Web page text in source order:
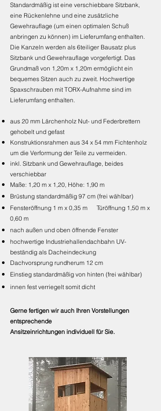
Standardmäßig ist eine verschiebbare Sitzbank,
eine Rückenlehne und eine zusätzliche
Gewehrauflage (um einen optimalen Schuß
anbringen zu können) im Lieferumfang enthalten.
Die Kanzeln werden als 6teiliger Bausatz plus
Sitzbank und Gewehrauflage vorgefertigt. Das
Grundmaß von 1,20m x 1,20m ermöglicht ein
bequemes Sitzen auch zu zweit. Hochwertige
Spaxschrauben mit TORX-Aufnahme sind im
Lieferumfang enthalten.
aus 20 mm Lärchenholz Nut- und Federbrettern
gehobelt und gefast
Konstruktionsrahmen aus 34 x 54 mm Fichtenholz
um die Verformung der Teile zu vermeiden.
inkl. Sitzbank und Gewehrauflage, beides
verschiebbar
Maße: 1,20 m x 1,20, Höhe: 1,90 m
Brüstung standardmäßig 97 cm (frei wählbar)
Fensteröffnung 1 m x 0,35 m Türöffnung 1,50 m x
0,60 m
nach außen und oben öffnende Fenster
hochwertige Industriehallendachbahn UV-
beständig als Dacheindeckung
Dachvorsprung rundherum 12 cm
Einstieg standardmäßig von hinten (frei wählbar)
innen fest verriegelt somit dicht
Gerne fertigen wir auch Ihren Vorstellungen
entsprechende
Ansitzeinrichtungen individuell für Sie.